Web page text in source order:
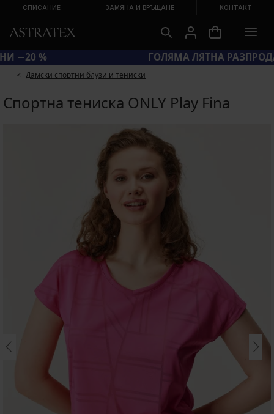
СПИСАНИЕ ЗАМЯНА И ВРЪЩАНЕ КОНТАКТ
КОД BRA20 = СУТИЕНИ −20 %
Дамски спортни блузи и тениски
Спортна тениска ONLY Play Fina